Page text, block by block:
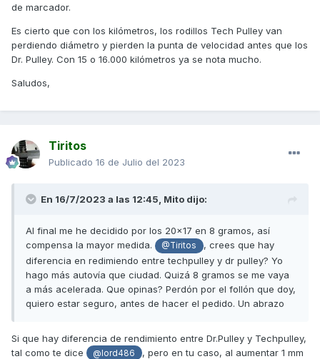
de marcador.
Es cierto que con los kilómetros, los rodillos Tech Pulley van
perdiendo diámetro y pierden la punta de velocidad antes que los
Dr. Pulley. Con 15 o 16.000 kilómetros ya se nota mucho.
Saludos,
Tiritos
Publicado 16 de Julio del 2023
En 16/7/2023 a las 12:45, Mito dijo:
Al final me he decidido por los 20x17 en 8 gramos, así
compensa la mayor medida.
@Tiritos
, crees que hay
diferencia en redimiendo entre techpulley y dr pulley? Yo
hago más autovía que ciudad. Quizá 8 gramos se me vaya
a más acelerada. Que opinas? Perdón por el follón que doy,
quiero estar seguro, antes de hacer el pedido. Un abrazo
Si que hay diferencia de rendimiento entre Dr.Pulley y Techpulley,
tal como te dice
@lord486
, pero en tu caso, al aumentar 1 mm